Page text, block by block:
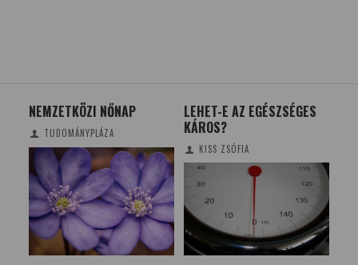
NEMZETKÖZI NŐNAP
TUDOMÁNYPLÁZA
LEHET-E AZ EGÉSZSÉGES
KÁROS?
KISS ZSÓFIA